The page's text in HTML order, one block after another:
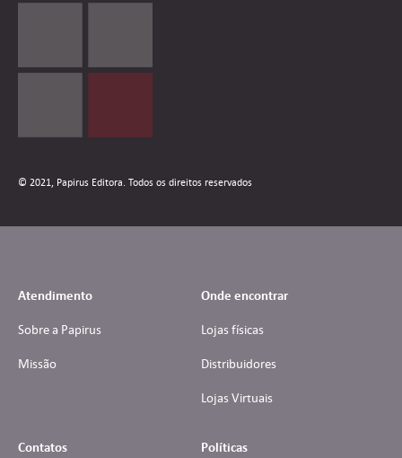
© 2021, Papirus Editora. Todos os direitos reservados
Atendimento
Sobre a Papirus
Missão
Onde encontrar
Lojas físicas
Distribuidores
Lojas Virtuais
Contatos Políticas